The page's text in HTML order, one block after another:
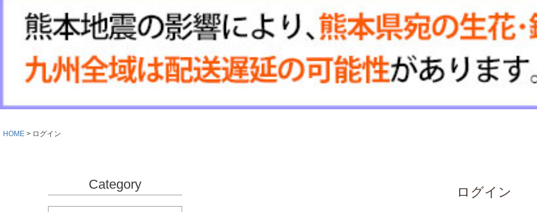
HOME ログイン
Category
ログイン